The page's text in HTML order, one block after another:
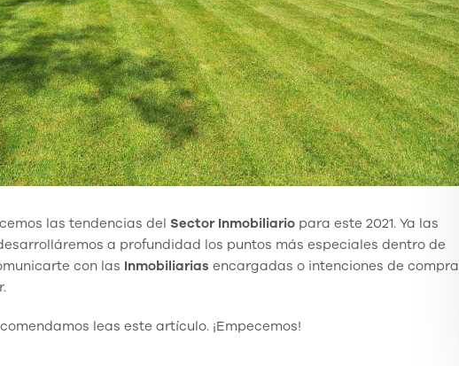
las tendencias del Sector Inmobiliario para este 2021. Ya las
a profundidad los puntos más especiales dentro de
con las Inmobiliarias encargadas o intenciones de compra
leas este artículo. ¡Empecemos!